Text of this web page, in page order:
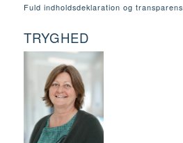
Fuld indholdsdeklaration og transparens
TRYGHED